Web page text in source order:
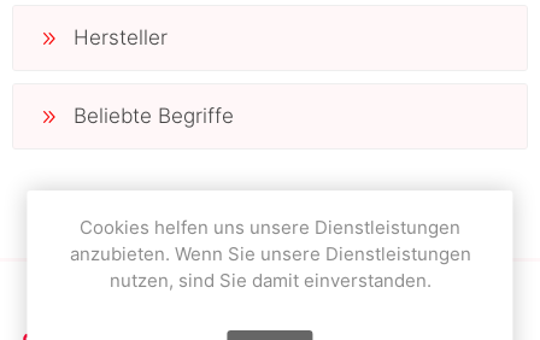
Hersteller
Beliebte Begriffe
Cookies helfen uns unsere Dienstleistungen
anzubieten. Wenn Sie unsere Dienstleistungen
nutzen, sind Sie damit einverstanden.